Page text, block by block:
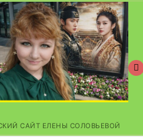
САЙТ ЕЛЕНЫ СОЛОВЬЕВОЙ